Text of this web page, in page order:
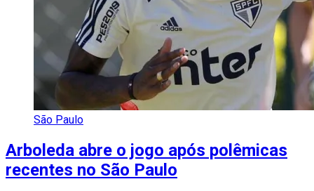
São Paulo
Arboleda abre o jogo após polêmicas
recentes no São Paulo